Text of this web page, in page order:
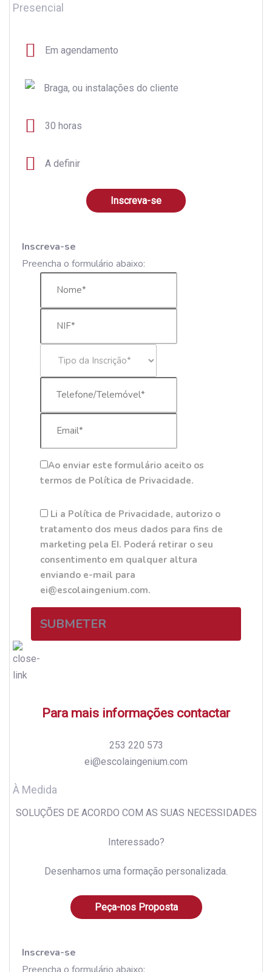
Presencial
Em agendamento
Braga, ou instalações do cliente
30 horas
A definir
Inscreva-se
Inscreva-se
Preencha o formulário abaixo:
Ao enviar este formulário aceito os
termos de Política de Privacidade.
Li a Política de Privacidade, autorizo o
tratamento dos meus dados para fins de
marketing pela EI. Poderá retirar o seu
consentimento em qualquer altura
enviando e-mail para
ei@escolaingenium.com.
SUBMETER
Para mais informações contactar
253 220 573
ei@escolaingenium.com
À Medida
SOLUÇÕES DE ACORDO COM AS SUAS NECESSIDADES
Interessado?
Desenhamos uma formação personalizada.
Peça-nos Proposta
Inscreva-se